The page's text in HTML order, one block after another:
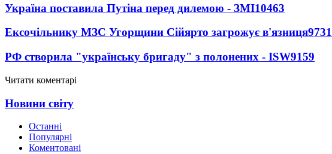
Україна поставила Путіна перед дилемою - ЗМІ10463
Ексочільнику МЗС Угорщини Сійярто загрожує в'язниця9731
РФ створила "українську бригаду" з полонених - ISW9159
Читати коментарі
Новини світу
Останні
Популярні
Коментовані